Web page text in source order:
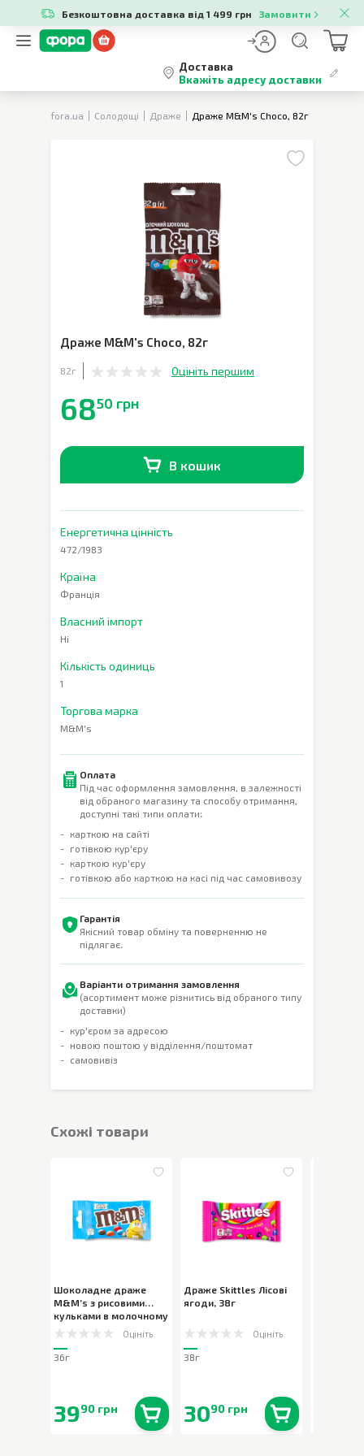
Безкоштовна доставка від 1 499 грн Замовити
Доставка
Вкажіть адресу доставки
fora.ua Солодощі Драже Драже M&M's Choco, 82г
Драже M&M's Choco, 82г
82г Оцініть першим
6850 грн
В кошик
Енергетична цінність
472/1983
Країна
Франція
Власний імпорт
Ні
Кількість одиниць
1
Торгова марка
M&M's
Оплата
Під час оформлення замовлення, в залежності
від обраного магазину та способу отримання,
доступні такі типи оплати:
карткою на сайті
готівкою кур'єру
карткою кур'єру
готівкою або карткою на касі під час самовивозу
Гарантія
Якісний товар обміну та поверненню не
підлягає.
Варіанти отримання замовлення
(асортимент може різнитись від обраного типу
доставки)
кур'єром за адресою
новою поштою у відділення/поштомат
самовивіз
Cхожі товари
Шоколадне драже
M&M’s з рисовими
кульками в молочному
шоколаді
36г Оцініть
36г
3990 грн
Драже Skittles Лісові
ягоди, 38г
Оцініть
38г
3090 грн